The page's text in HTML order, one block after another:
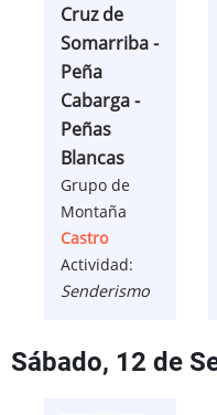
Cruz de
Somarriba -
Peña
Cabarga -
Peñas
Blancas
Grupo de
Montaña
Castro
Actividad:
Senderismo
Sábado, 12 de